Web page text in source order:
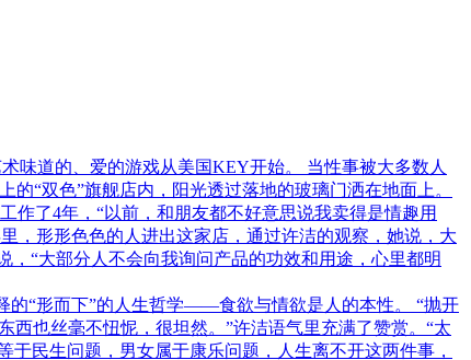
味道的、爱的游戏从美国KEY开始。 当性事被大多数人
“双色”旗舰店内，阳光透过落地的玻璃门洒在地面上。
作了4年，“以前，和朋友都不好意思说我卖得是情趣用
，形形色色的人进出这家店，通过许洁的观察，她说，大
“大部分人不会向我询问产品的功效和用途，心里都明
的“形而下”的人生哲学——食欲与情欲是人的本性。 “抛开
也丝毫不忸怩，很坦然。”许洁语气里充满了赞赏。“太
民生问题，男女属于康乐问题，人生离不开这两件事，